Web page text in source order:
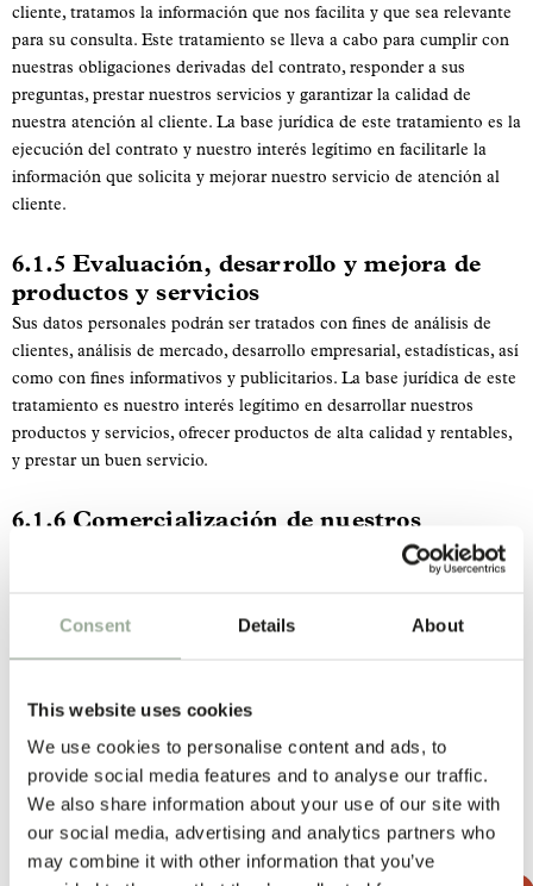
Consent Details About
This website uses cookies
We use cookies to personalise content and ads, to
provide social media features and to analyse our traffic.
We also share information about your use of our site with
our social media, advertising and analytics partners who
may combine it with other information that you’ve
cliente, tratamos la información que nos facilita y que sea relevante
para su consulta. Este tratamiento se lleva a cabo para cumplir con
nuestras obligaciones derivadas del contrato, responder a sus
preguntas, prestar nuestros servicios y garantizar la calidad de
nuestra atención al cliente. La base jurídica de este tratamiento es la
ejecución del contrato y nuestro interés legítimo en facilitarle la
información que solicita y mejorar nuestro servicio de atención al
cliente.
6.1.5 Evaluación, desarrollo y mejora de
productos y servicios
Sus datos personales podrán ser tratados con fines de análisis de
clientes, análisis de mercado, desarrollo empresarial, estadísticas, así
como con fines informativos y publicitarios. La base jurídica de este
tratamiento es nuestro interés legítimo en desarrollar nuestros
productos y servicios, ofrecer productos de alta calidad y rentables,
y prestar un buen servicio.
6.1.6 Comercialización de nuestros
Utilizamos sus datos de contacto y los resultados de los análisis
Las actividades de marketing pueden realizarse por teléfono, correo
electrónico o correo postal. La base jurídica de este tratamiento es
servicios. Tiene derecho a oponerse a este tipo de comunicaciones
comerciales en cualquier momento siguiendo las instrucciones que
figuran en nuestras comunicaciones o poniéndose en contacto con
nosotros directamente.
6.1.7 Encuestas